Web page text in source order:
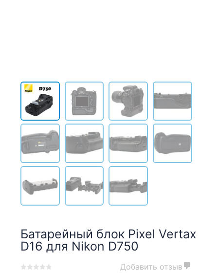
Батарейный блок Pixel Vertax
D16 для Nikon D750
Добавить отзыв